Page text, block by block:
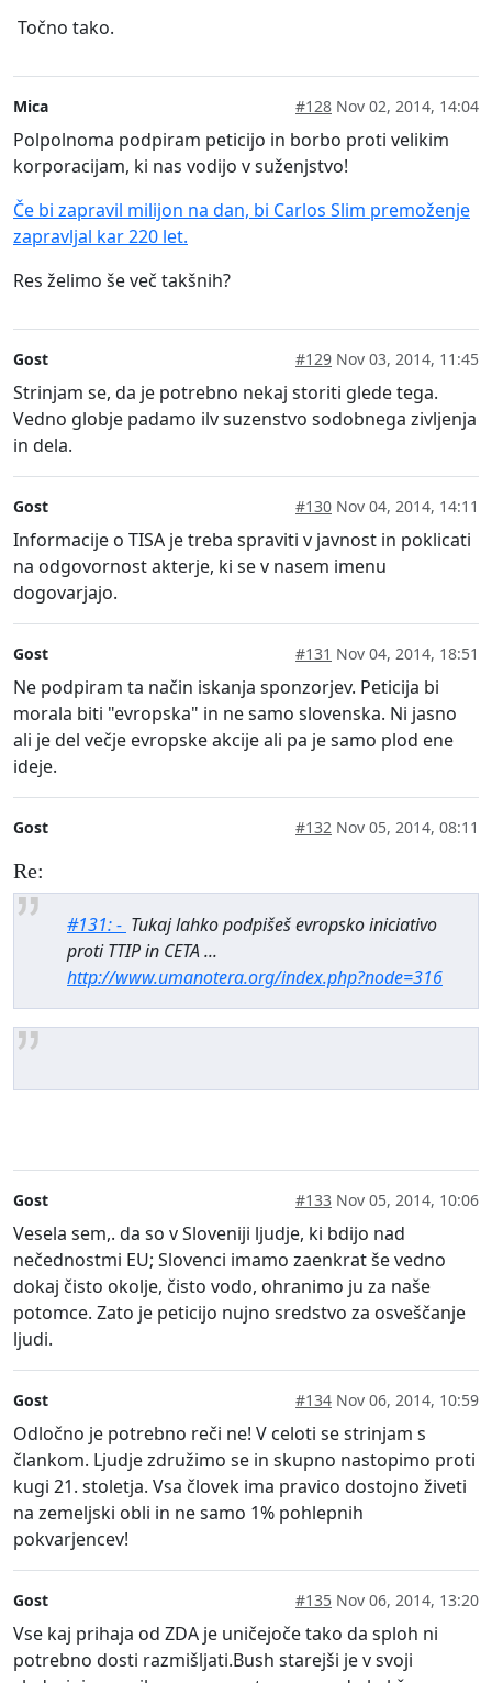
Točno tako.
Mica #128 Nov 02, 2014, 14:04
Polpolnoma podpiram peticijo in borbo proti velikim
korporacijam, ki nas vodijo v suženjstvo!
Če bi zapravil milijon na dan, bi Carlos Slim premoženje
zapravljal kar 220 let.
Res želimo še več takšnih?
Gost #129 Nov 03, 2014, 11:45
Strinjam se, da je potrebno nekaj storiti glede tega.
Vedno globje padamo ilv suzenstvo sodobnega zivljenja
in dela.
Gost #130 Nov 04, 2014, 14:11
Informacije o TISA je treba spraviti v javnost in poklicati
na odgovornost akterje, ki se v nasem imenu
dogovarjajo.
Gost #131 Nov 04, 2014, 18:51
Ne podpiram ta način iskanja sponzorjev. Peticija bi
morala biti "evropska" in ne samo slovenska. Ni jasno
ali je del večje evropske akcije ali pa je samo plod ene
ideje.
Gost #132 Nov 05, 2014, 08:11
Re:
#131: - Tukaj lahko podpišeš evropsko iniciativo
proti TTIP in CETA ...
http://www.umanotera.org/index.php?node=316
Gost #133 Nov 05, 2014, 10:06
Vesela sem,. da so v Sloveniji ljudje, ki bdijo nad
nečednostmi EU; Slovenci imamo zaenkrat še vedno
dokaj čisto okolje, čisto vodo, ohranimo ju za naše
potomce. Zato je peticijo nujno sredstvo za osveščanje
ljudi.
Gost #134 Nov 06, 2014, 10:59
Odločno je potrebno reči ne! V celoti se strinjam s
člankom. Ljudje združimo se in skupno nastopimo proti
kugi 21. stoletja. Vsa človek ima pravico dostojno živeti
na zemeljski obli in ne samo 1% pohlepnih
pokvarjencev!
Gost #135 Nov 06, 2014, 13:20
Vse kaj prihaja od ZDA je uničejoče tako da sploh ni
potrebno dosti razmišljati.Bush starejši je v svoji